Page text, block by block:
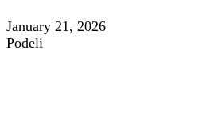
January 21, 2026
Podeli